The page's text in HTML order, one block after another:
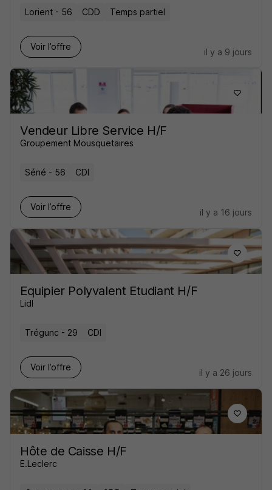
Lorient - 56 CDD Temps partiel
Voir l’offre
il y a 9 jours
Vendeur Libre Service H/F
Groupement Mousquetaires
Séné - 56 CDI
Voir l’offre
il y a 16 jours
Equipier Polyvalent Etudiant H/F
Lidl
Trégunc - 29 CDI
Voir l’offre
il y a 26 jours
Hôte de Caisse H/F
E.Leclerc